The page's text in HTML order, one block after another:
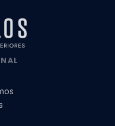
em São Paulo
Apartamento
de Casas
e Design
de Interiores